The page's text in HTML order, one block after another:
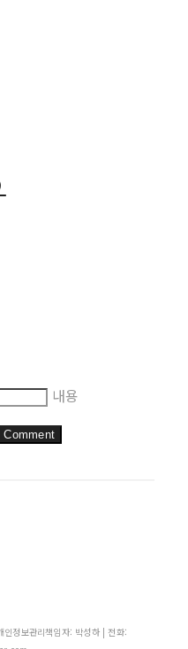
내용
Comment
정보관리책임자: 박성하 | 전화: